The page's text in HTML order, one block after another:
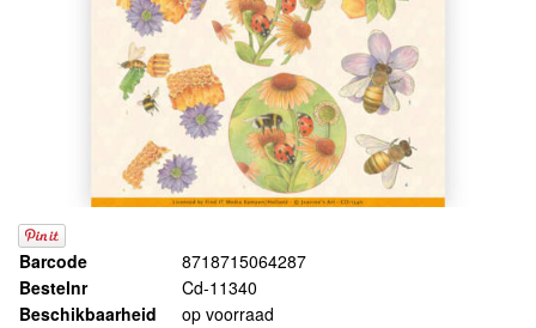
Barcode
8718715064287
Bestelnr
Cd-11340
Beschikbaarheid
op voorraad